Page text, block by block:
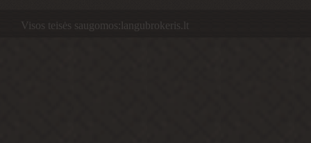
Visos teisės saugomos:langubrokeris.lt